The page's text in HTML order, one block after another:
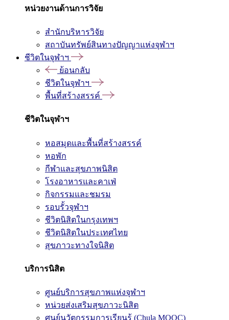
หน่วยงานด้านการวิจัย
สำนักบริหารวิจัย
สถาบันทรัพย์สินทางปัญญาแห่งจุฬาฯ
ชีวิตในจุฬาฯ
ย้อนกลับ
ชีวิตในจุฬาฯ
พื้นที่สร้างสรรค์
ชีวิตในจุฬาฯ
หอสมุดและพื้นที่สร้างสรรค์
หอพัก
กีฬาและสุขภาพนิสิต
โรงอาหารและคาเฟ่
กิจกรรมและชมรม
รอบรั้วจุฬาฯ
ชีวิตนิสิตในกรุงเทพฯ
ชีวิตนิสิตในประเทศไทย
สุขภาวะทางใจนิสิต
บริการนิสิต
ศูนย์บริการสุขภาพแห่งจุฬาฯ
หน่วยส่งเสริมสุขภาวะนิสิต
ศูนย์นวัตกรรมการเรียนรู้ (Chula MOOC)